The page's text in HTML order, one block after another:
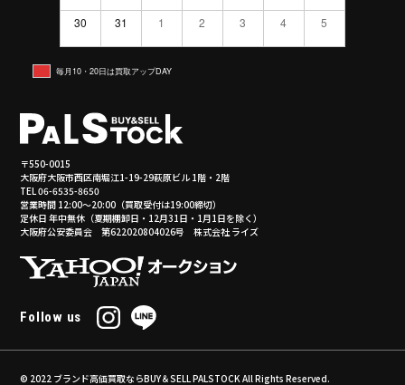
30 31 1 2 3 4 5
毎月10・20日は買取アップDAY
〒550-0015
大阪府大阪市西区南堀江1-19-29萩原ビル 1階・2階
TEL 06-6535-8650
営業時間 12:00～20:00（買取受付は19:00締切）
定休日 年中無休（夏期棚卸日・12月31日・1月1日を除く）
大阪府公安委員会 第622020804026号 株式会社 ライズ
Follow us
© 2022 ブランド高価買取ならBUY＆SELL PALSTOCK All Rights Reserved.